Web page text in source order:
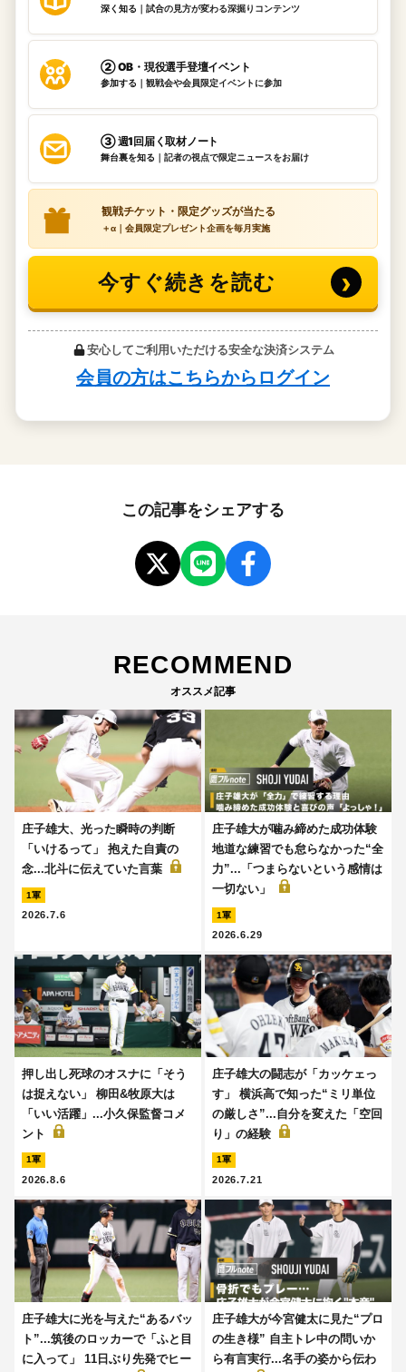
この記事をシェアする
RECOMMEND
オススメ記事
庄子雄大、光った瞬時の判断
「いけるって」 抱えた自責の
念...北斗に伝えていた言葉
1軍
2026.7.6
庄子雄大が噛み締めた成功体験
地道な練習でも怠らなかった“全
力”...「つまらないという感情は
一切ない」
1軍
2026.6.29
押し出し死球のオスナに「そう
は捉えない」 柳田&牧原大は
「いい活躍」...小久保監督コメ
ント
1軍
2026.8.6
庄子雄大の闘志が「カッケェっ
す」 横浜高で知った“ミリ単位
の厳しさ”...自分を変えた「空回
り」の経験
1軍
2026.7.21
庄子雄大に光を与えた“あるバッ
ト”...筑後のロッカーで「ふと目
に入って」 11日ぶり先発でヒー
庄子雄大が今宮健太に見た“プロ
の生き様” 自主トレ中の問いか
ら有言実行...名手の姿から伝わ